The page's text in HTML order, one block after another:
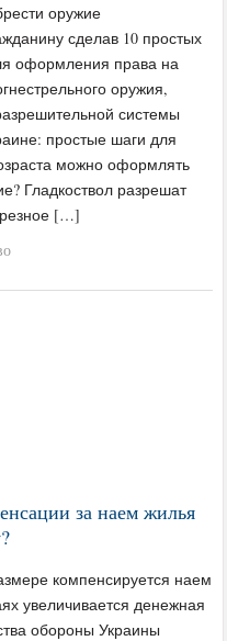
оружие
сделав 10 простых
оформления права на
оружия,
системы
простые шаги для
можно оформлять
Гладкоствол разрешат
[…]
за наем жилья
компенсируется наем
увеличивается денежная
обороны Украины